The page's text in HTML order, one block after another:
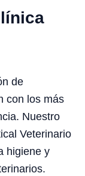
de
con los más
Nuestro
Veterinario
higiene y